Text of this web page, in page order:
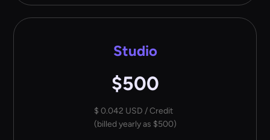
Studio
$500
$ 0.042 USD / Credit
(billed yearly as $500)